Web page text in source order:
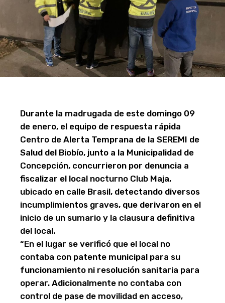
Durante la madrugada de este domingo 09
de enero, el equipo de respuesta rápida
Centro de Alerta Temprana de la SEREMI de
Salud del Biobío, junto a la Municipalidad de
Concepción, concurrieron por denuncia a
fiscalizar el local nocturno Club Maja,
ubicado en calle Brasil, detectando diversos
incumplimientos graves, que derivaron en el
inicio de un sumario y la clausura definitiva
del local.
“En el lugar se verificó que el local no
contaba con patente municipal para su
funcionamiento ni resolución sanitaria para
operar. Adicionalmente no contaba con
control de pase de movilidad en acceso,